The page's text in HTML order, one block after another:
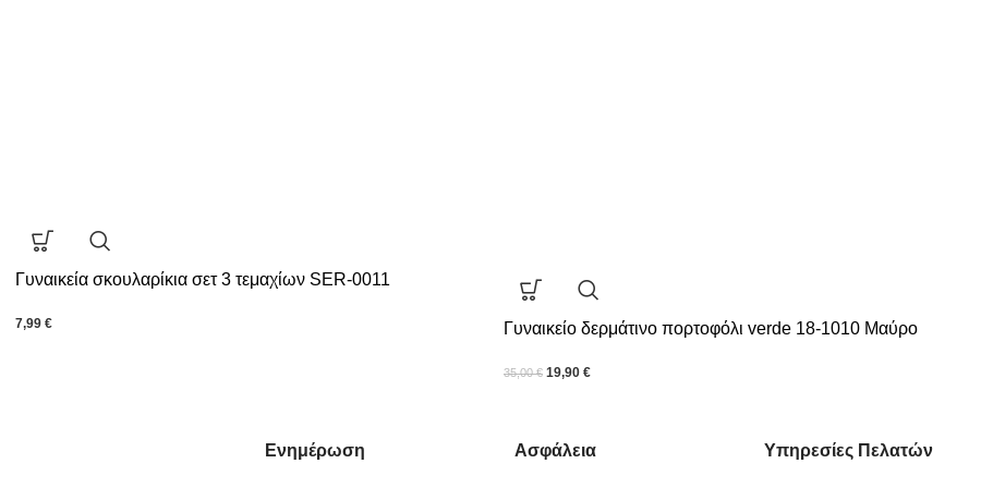
Γυναικεία σκουλαρίκια σετ 3 τεμαχίων SER-0011
7,99 € Γυναικείο δερμάτινο πορτοφόλι verde 18-1010 Μαύρο
35,00€ 19,90 €
Ενημέρωση Ασφάλεια Υπηρεσίες Πελατών